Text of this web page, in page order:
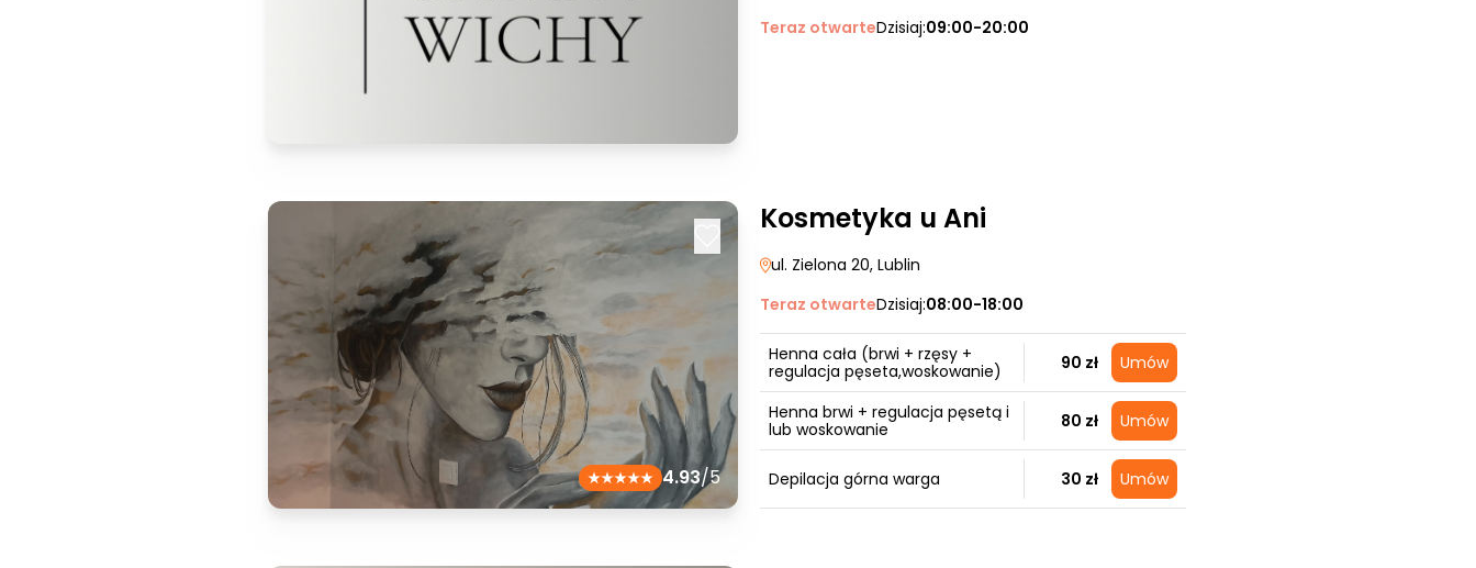
Teraz otwarteDzisiaj:09:00-20:00
4.93/5
Kosmetyka u Ani
ul. Zielona 20, Lublin
Teraz otwarteDzisiaj:08:00-18:00
Henna cała (brwi + rzęsy +
regulacja pęseta,woskowanie)
90 zł Umów
Henna brwi + regulacja pęsetą i
lub woskowanie
80 zł Umów
Depilacja górna warga 30 zł Umów